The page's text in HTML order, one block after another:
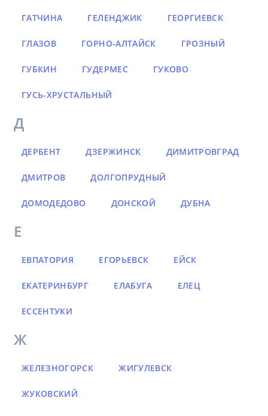
ГАТЧИНА ГЕЛЕНДЖИК ГЕОРГИЕВСК
ГЛАЗОВ ГОРНО-АЛТАЙСК ГРОЗНЫЙ
ГУБКИН ГУДЕРМЕС ГУКОВО
ГУСЬ-ХРУСТАЛЬНЫЙ
Д
ДЕРБЕНТ ДЗЕРЖИНСК ДИМИТРОВГРАД
ДМИТРОВ ДОЛГОПРУДНЫЙ
ДОМОДЕДОВО ДОНСКОЙ ДУБНА
Е
ЕВПАТОРИЯ ЕГОРЬЕВСК ЕЙСК
ЕКАТЕРИНБУРГ ЕЛАБУГА ЕЛЕЦ
ЕССЕНТУКИ
Ж
ЖЕЛЕЗНОГОРСК ЖИГУЛЕВСК
ЖУКОВСКИЙ